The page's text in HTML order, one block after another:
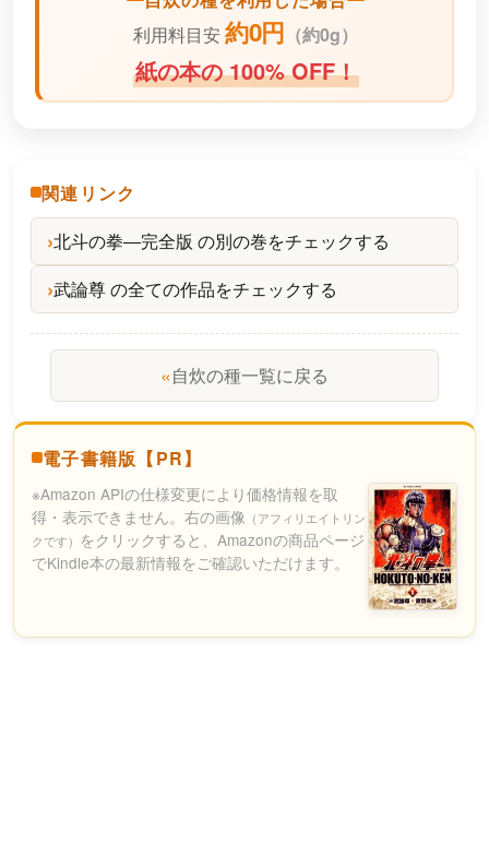
利用料目安約0円 （約0g）
紙の本の 100% OFF！
関連リンク
北斗の拳―完全版 の別の巻をチェックする
武論尊 の全ての作品をチェックする
«自炊の種一覧に戻る
電子書籍版【PR】
※Amazon APIの仕様変更により価格情報を取
得・表示できません。右の画像 （アフィリエイトリン
クです） をクリックすると、Amazonの商品ページ
でKindle本の最新情報をご確認いただけます。